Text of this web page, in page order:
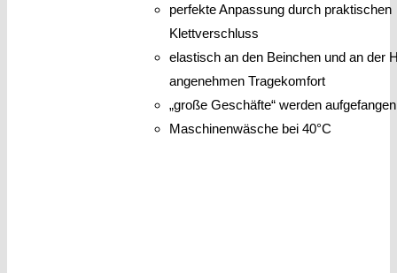
perfekte Anpassung durch praktischen
Klettverschluss
elastisch an den Beinchen und an der
angenehmen Tragekomfort
„große Geschäfte“ werden aufgefangen
Maschinenwäsche bei 40°C